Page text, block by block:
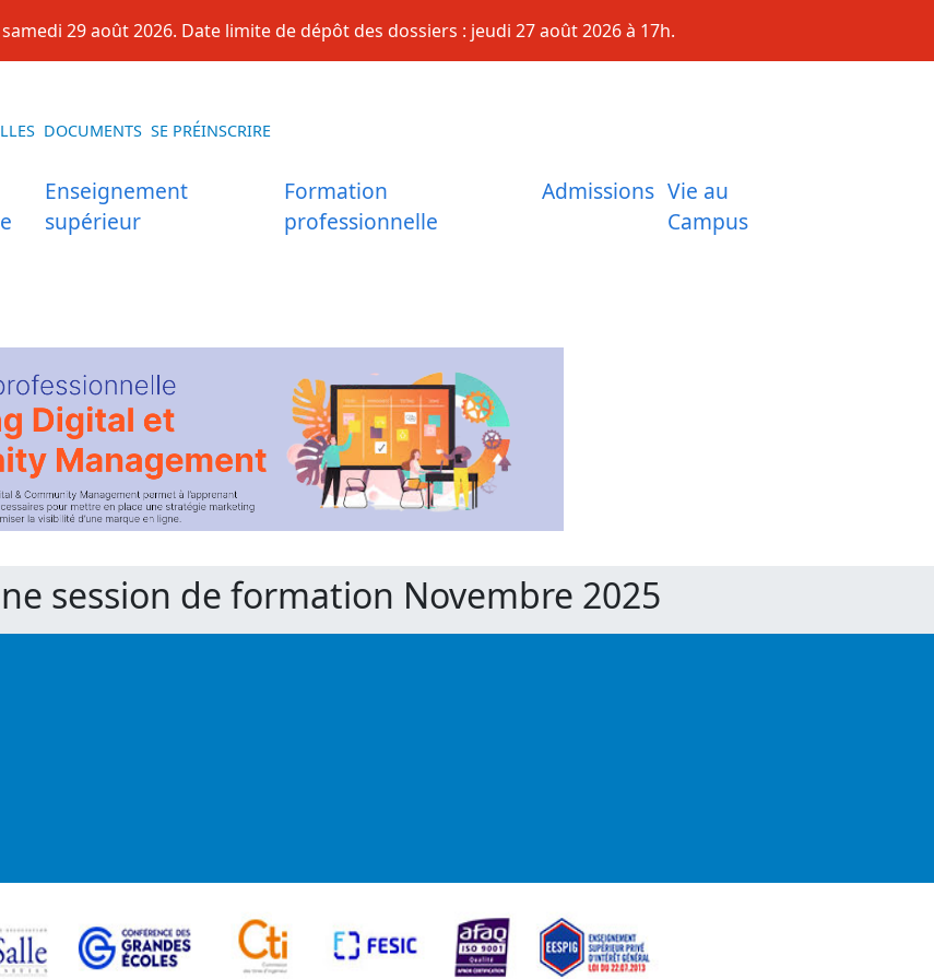
29 août 2026. Date limite de dépôt des dossiers : jeudi 27 août 2026 à 17h.
DOCUMENTS SE PRÉINSCRIRE
Enseignement
supérieur
Formation
professionnelle
Admissions Vie au
Campus
session de formation Novembre 2025